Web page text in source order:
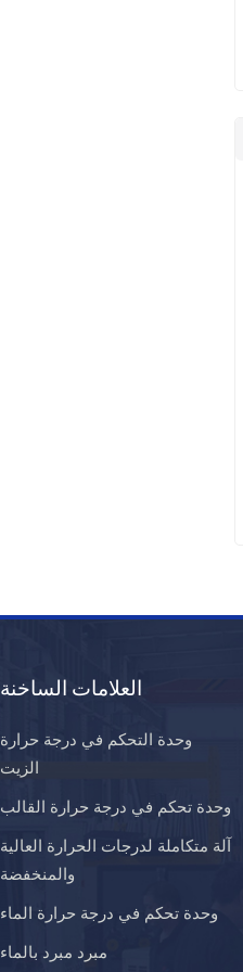
العلامات الساخنة
وحدة التحكم في درجة حرارة
الزيت
وحدة تحكم في درجة حرارة القالب
آلة متكاملة لدرجات الحرارة العالية
والمنخفضة
وحدة تحكم في درجة حرارة الماء
مبرد مبرد بالماء